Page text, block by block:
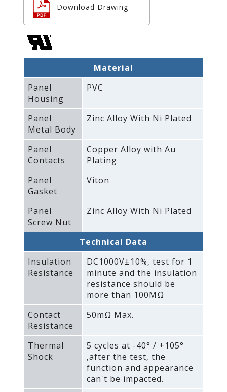
Download Drawing
Material
Panel
Housing
PVC
Panel
Metal Body
Zinc Alloy With Ni Plated
Panel
Contacts
Copper Alloy with Au
Plating
Panel
Gasket
Viton
Panel
Screw Nut
Zinc Alloy With Ni Plated
Technical Data
Insulation
Resistance
DC1000V±10%‚ test for 1
minute and the insulation
resistance should be
more than 100MΩ
Contact
Resistance
50mΩ Max.
Thermal
Shock
5 cycles at -40° / +105°
‚after the test‚ the
function and appearance
can't be impacted.